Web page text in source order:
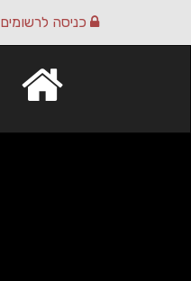
כניסה לרשומים